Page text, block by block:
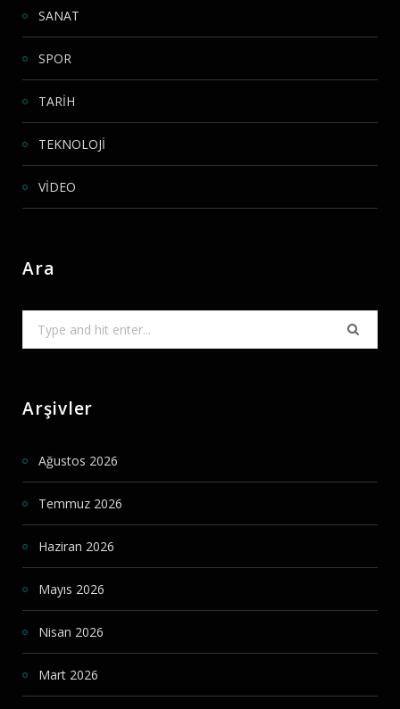
SANAT
SPOR
TARİH
TEKNOLOJİ
VİDEO
Ara
Arşivler
Ağustos 2026
Temmuz 2026
Haziran 2026
Mayıs 2026
Nisan 2026
Mart 2026